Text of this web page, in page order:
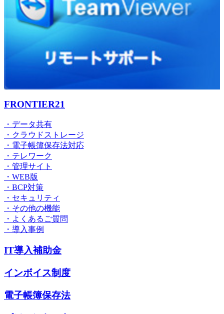
FRONTIER21
・データ共有
・クラウドストレージ
・電子帳簿保存法対応
・テレワーク
・管理サイト
・WEB版
・BCP対策
・セキュリティ
・その他の機能
・よくあるご質問
・導入事例
IT導入補助金
インボイス制度
電子帳簿保存法